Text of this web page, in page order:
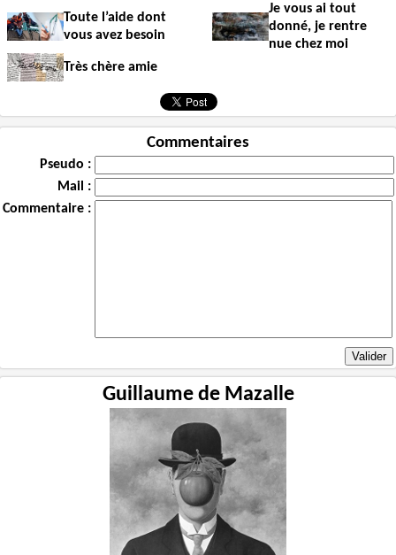
Toute l’aide dont
vous avez besoin
Je vous ai tout
donné, je rentre
nue chez moi
Très chère amie
Commentaires
Pseudo :
Mail :
Commentaire :
Guillaume de Mazalle